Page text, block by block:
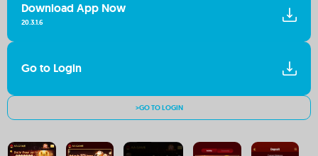
Download App Now
20.3.1.6
Go to Login
>GO TO LOGIN